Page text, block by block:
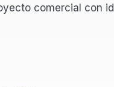
comercial con